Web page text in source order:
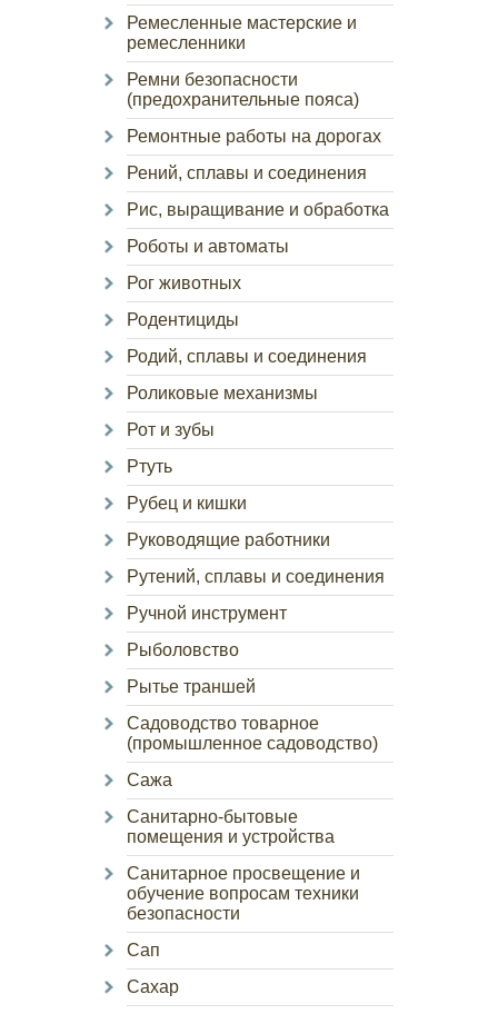
Ремесленные мастерские и
ремесленники
Ремни безопасности
(предохранительные пояса)
Ремонтные работы на дорогах
Рений, сплавы и соединения
Рис, выращивание и обработка
Роботы и автоматы
Рог животных
Родентициды
Родий, сплавы и соединения
Роликовые механизмы
Рот и зубы
Ртуть
Рубец и кишки
Руководящие работники
Рутений, сплавы и соединения
Ручной инструмент
Рыболовство
Рытье траншей
Садоводство товарное
(промышленное садоводство)
Сажа
Санитарно-бытовые
помещения и устройства
Санитарное просвещение и
обучение вопросам техники
безопасности
Сап
Сахар